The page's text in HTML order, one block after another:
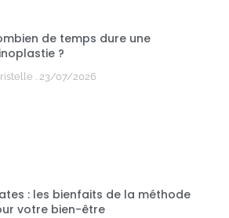
de temps dure une
?
23/07/2026
: les bienfaits de la méthode
votre bien-être